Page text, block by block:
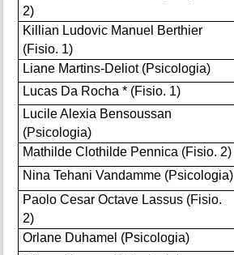
2)
Killian Ludovic Manuel Berthier
(Fisio. 1)
Liane Martins-Deliot (Psicologia)
Lucas Da Rocha * (Fisio. 1)
Lucile Alexia Bensoussan
(Psicologia)
Mathilde Clothilde Pennica (Fisio. 2)
Nina Tehani Vandamme (Psicologia)
Paolo Cesar Octave Lassus (Fisio.
2)
Orlane Duhamel (Psicologia)